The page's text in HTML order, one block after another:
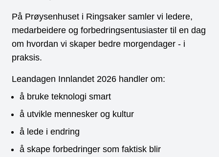
På Prøysenhuset i Ringsaker samler vi ledere,
medarbeidere og forbedringsentusiaster til en dag
om hvordan vi skaper bedre morgendager - i
praksis.
Leandagen Innlandet 2026 handler om:
å bruke teknologi smart
å utvikle mennesker og kultur
å lede i endring
å skape forbedringer som faktisk blir